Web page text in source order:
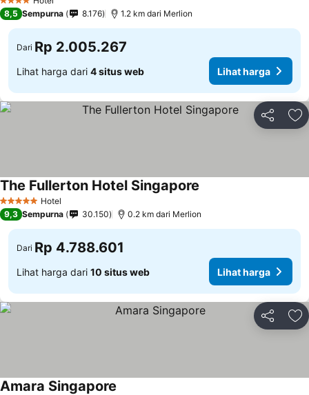
4 Bintang
8,5 Sempurna 8.176 1.2 km dari Merlion
Dari Rp 2.005.267
Lihat harga dari 4 situs web Lihat harga
Bagikan
5 Bintang Hotel
The Fullerton Hotel Singapore
9,3 Sempurna 30.150 0.2 km dari Merlion
Dari Rp 4.788.601
Lihat harga dari 10 situs web Lihat harga
Bagikan
Amara Singapore